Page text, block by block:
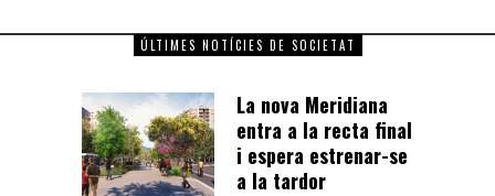
ÚLTIMES NOTÍCIES DE SOCIETAT
La nova Meridiana
entra a la recta final
i espera estrenar-se
a la tardor